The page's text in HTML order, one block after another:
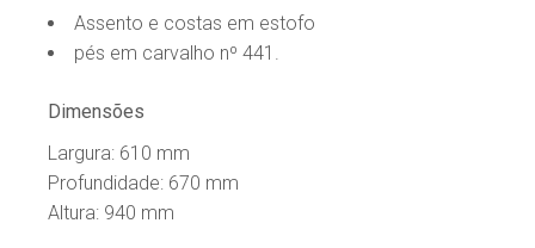
Assento e costas em estofo
pés em carvalho nº 441.
Dimensões
Largura: 610 mm
Profundidade: 670 mm
Altura: 940 mm